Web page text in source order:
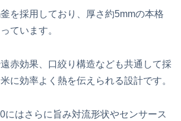
を採用しており、厚さ約5mmの本格
ています。
赤効果、口絞り構造なども共通して採
に効率よく熱を伝えられる設計です。
にはさらに旨み対流形状やセンサース